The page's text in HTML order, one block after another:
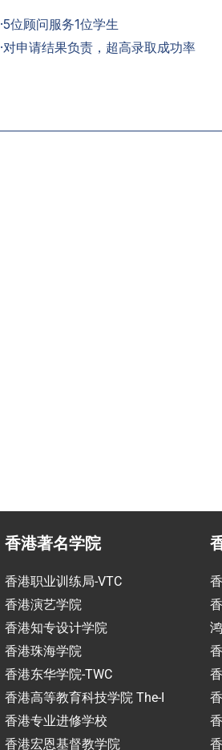
·5位顾问服务1位学生
·对申请结果负责，超高录取成功率
香港著名学院
香港职业训练局-VTC
香港演艺学院
香港知专设计学院
香港珠海学院
香港东华学院-TWC
香港高等教育科技学院 The-I
香港专业进修学校
香港宏恩基督教学院